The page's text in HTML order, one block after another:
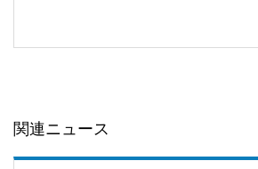
関連ニュース